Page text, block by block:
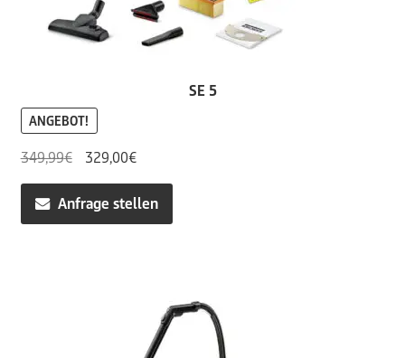
SE 5
ANGEBOT!
349,99€
Ursprünglicher
Preis
war:
349,99€
329,00€Aktueller
Preis
ist:
329,00€.
Anfrage stellen